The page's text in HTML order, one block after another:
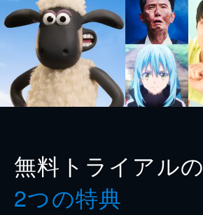
無料トライアルの
2つの特典